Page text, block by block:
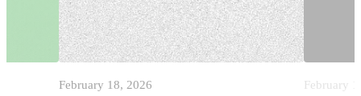
February 18, 2026 February